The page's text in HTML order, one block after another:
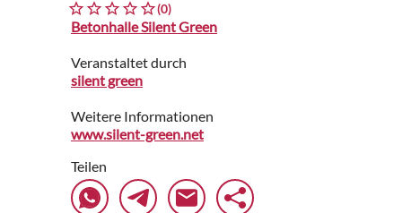
(0)
Betonhalle Silent Green
Veranstaltet durch
silent green
Weitere Informationen
www.silent-green.net
Teilen